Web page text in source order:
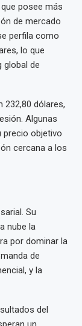
posee más
de mercado
perfila como
lo que
global de
232,80 dólares,
Algunas
precio objetivo
cercana a los
Su
nube la
por dominar la
de
y la
del